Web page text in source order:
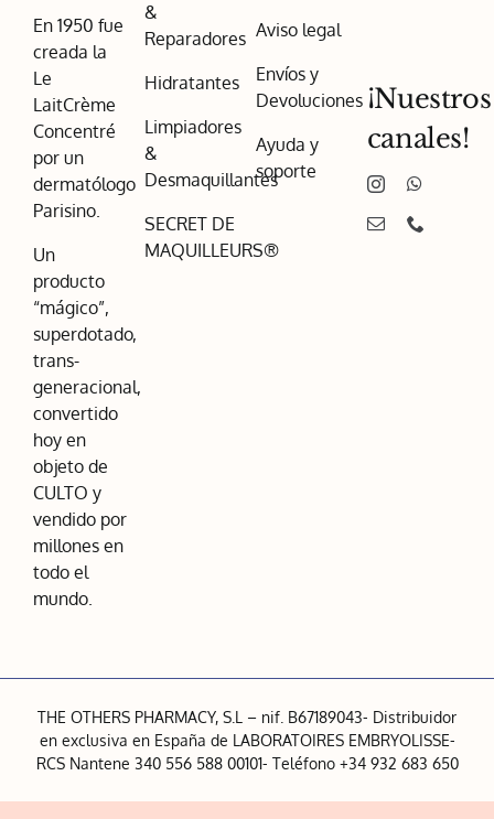
En 1950 fue
creada la
Le
LaitCrème
Concentré
por un
dermatólogo
Parisino.
Un
producto
“mágico”,
superdotado,
trans-
generacional,
convertido
hoy en
objeto de
CULTO y
vendido por
millones en
todo el
mundo.
&
Reparadores
Hidratantes
Limpiadores
&
Desmaquillantes
SECRET DE
MAQUILLEURS®
Aviso legal
Envíos y
Devoluciones
Ayuda y
soporte
¡Nuestros
canales!
THE OTHERS PHARMACY, S.L – nif. B67189043- Distribuidor
en exclusiva en España de LABORATOIRES EMBRYOLISSE-
RCS Nantene 340 556 588 00101- Teléfono +34 932 683 650